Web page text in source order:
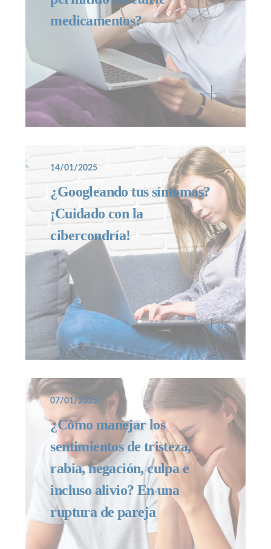
medicamentos?
14/01/2025
¿Googleando tus síntomas?
¡Cuidado con la
cibercondría!
07/01/2025
¿Cómo manejar los
sentimientos de tristeza,
rabia, negación, culpa e
incluso alivio? En una
ruptura de pareja